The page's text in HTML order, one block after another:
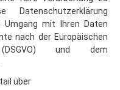
Umgang mit Ihren Daten
nach der Europäischen
(DSGVO) und dem
über